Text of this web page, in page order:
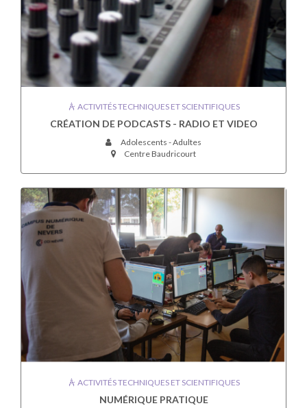
ACTIVITÉS TECHNIQUES ET SCIENTIFIQUES
CRÉATION DE PODCASTS - RADIO ET VIDEO
Adolescents - Adultes
Centre Baudricourt
ACTIVITÉS TECHNIQUES ET SCIENTIFIQUES
NUMÉRIQUE PRATIQUE